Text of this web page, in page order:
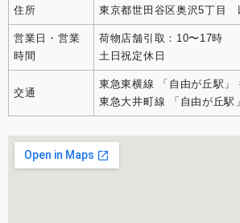
住所 東京都世田谷区奥沢5丁目
営業日・営業
時間
荷物店舗引取：10〜17時
土日祝定休日
交通
東急東横線 「自由が丘駅」
東急大井町線 「自由が丘駅